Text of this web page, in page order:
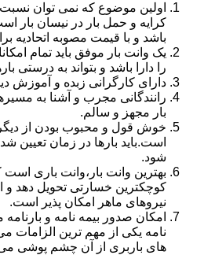
اولین موضوع که نمی توان
کرایه و حمل بار در نیسان بار
باشد و با قیمت مصوبه اتحادیه
یک وانت بار موفق باید تمام
را دارا باشد و بتواند به درستی
دارای کارگرانی زبده و آموزش
رانندگانی مجرب و آشنا به
بار مجهز و سالم.
خوش قول و محبوب بودن از
است.باید بارها در زمان تعیین
شود.
بهترین وانت بار،وانت باری است
کوچکترین خسارتی تحویل دهد و
نیروهای ماهر امکان پذیر است.
امکان صدور بیمه نامه و بارنامه
نامه یکی از مهم ترین
های باربری از آن چشم پوشی می